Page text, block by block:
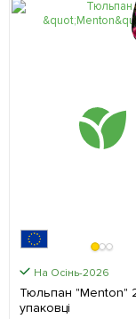
На Осінь-2026
Тюльпан "Menton" 2 шт в
упаковці